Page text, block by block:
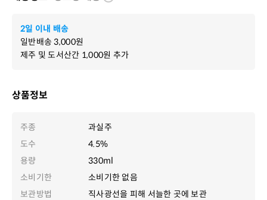
상품정보
주종
과실주
도수
4.5%
용량
330ml
소비기한
소비기한 없음
보관방법
직사광선을 피해 서늘한 곳에 보관
2일 이내 배송
일반배송3,000원
제주 및 도서산간 1,000원 추가